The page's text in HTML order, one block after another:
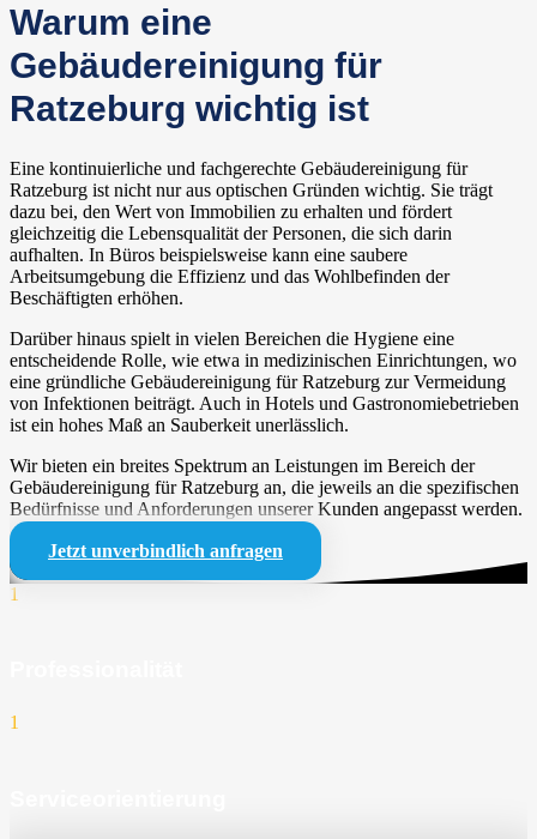
Warum eine
Gebäudereinigung für
Ratzeburg wichtig ist
Eine kontinuierliche und fachgerechte Gebäudereinigung für
Ratzeburg ist nicht nur aus optischen Gründen wichtig. Sie trägt
dazu bei, den Wert von Immobilien zu erhalten und fördert
gleichzeitig die Lebensqualität der Personen, die sich darin
aufhalten. In Büros beispielsweise kann eine saubere
Arbeitsumgebung die Effizienz und das Wohlbefinden der
Beschäftigten erhöhen.
Darüber hinaus spielt in vielen Bereichen die Hygiene eine
entscheidende Rolle, wie etwa in medizinischen Einrichtungen, wo
eine gründliche Gebäudereinigung für Ratzeburg zur Vermeidung
von Infektionen beiträgt. Auch in Hotels und Gastronomiebetrieben
ist ein hohes Maß an Sauberkeit unerlässlich.
Wir bieten ein breites Spektrum an Leistungen im Bereich der
Gebäudereinigung für Ratzeburg an, die jeweils an die spezifischen
Bedürfnisse und Anforderungen unserer Kunden angepasst werden.
Jetzt unverbindlich anfragen
1
1